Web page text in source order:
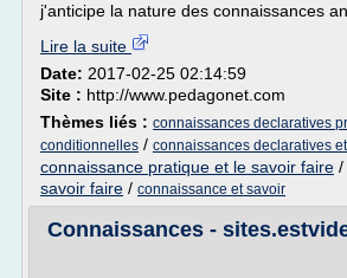
j'anticipe la nature des connaissances
Lire la suite
Date: 2017-02-25 02:14:59
Site : http://www.pedagonet.com
Thèmes liés : connaissances declaratives
conditionnelles / connaissances declaratives
connaissance pratique et le savoir faire /
savoir faire / connaissance et savoir
Connaissances -